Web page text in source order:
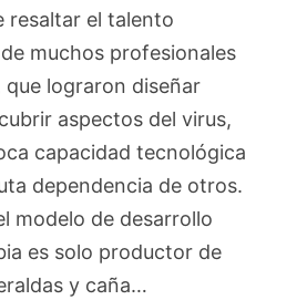
resaltar el talento
muchos profesionales
lograron diseñar
aspectos del virus,
capacidad tecnológica
dependencia de otros.
modelo de desarrollo
es solo productor de
y caña…